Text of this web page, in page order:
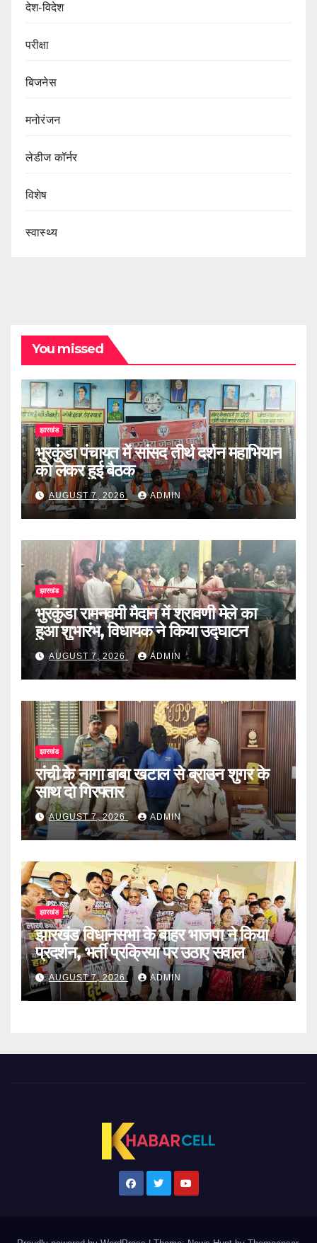
देश-विदेश
परीक्षा
बिजनेस
मनोरंजन
लेडीज कॉर्नर
विशेष
स्वास्थ्य
You missed
झारखंड
भुरकुंडा पंचायत में सांसद तीर्थ दर्शन महाभियान
को लेकर हुई बैठक
AUGUST 7, 2026 ADMIN
झारखंड
भुरकुंडा रामनवमी मैदान में श्रावणी मेले का
हुआ शुभारंभ, विधायक ने किया उद्घाटन
AUGUST 7, 2026 ADMIN
झारखंड
रांची के नागा बाबा खटाल से ब्राउन शुगर के
साथ दो गिरफ्तार
AUGUST 7, 2026 ADMIN
झारखंड
झारखंड विधानसभा के बाहर भाजपा ने किया
प्रदर्शन, भर्ती प्रक्रिया पर उठाए सवाल
AUGUST 7, 2026 ADMIN